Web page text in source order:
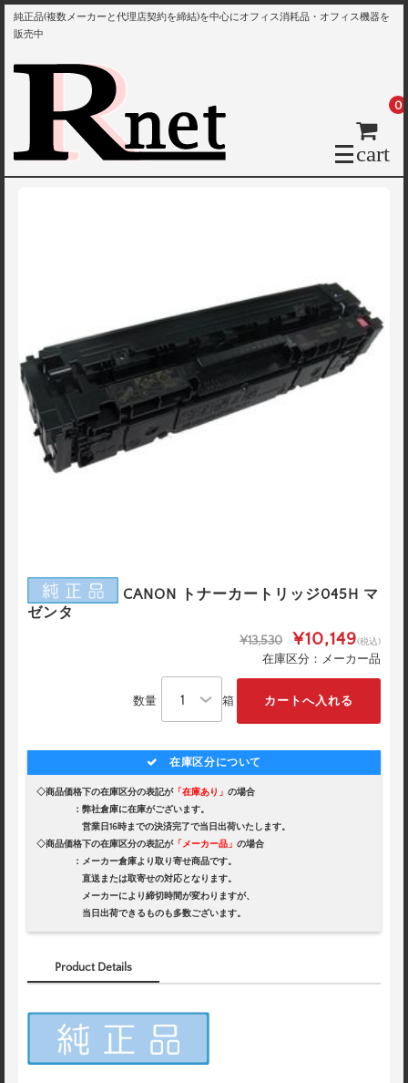
純正品(複数メーカーと代理店契約を締結)を中心にオフィス消耗品・オフィス機器を
販売中
cart
0
CANON トナーカートリッジ045H マ
ゼンタ
¥13,530 ¥10,149(税込)
在庫区分：メーカー品
数量 箱
在庫区分について
◇商品価格下の在庫区分の表記が「在庫あり」 の場合
：弊社倉庫に在庫がございます。
営業日16時までの決済完了で当日出荷いたします。
◇商品価格下の在庫区分の表記が「メーカー品」 の場合
：メーカー倉庫より取り寄せ商品です。
直送または取寄せの対応となります。
メーカーにより締切時間が変わりますが、
当日出荷できるものも多数ございます。
Product Details